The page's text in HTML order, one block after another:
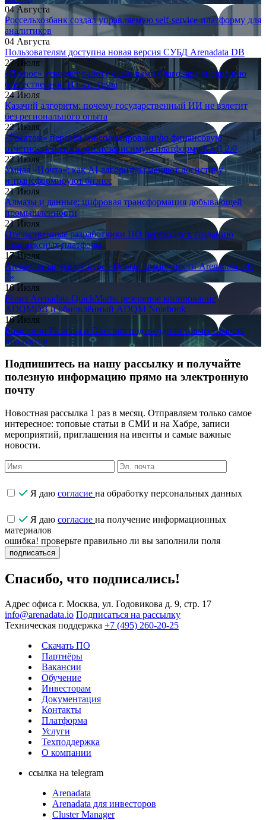
04 Августа
Россельхозбанк создал управляемую self-service-платформу для
аналитиков
04 Августа
Пользователям доступна новая версия СУБД Arenadata DB
27 Июля
«Полюс» ускоряет работу с данными благодаря внедрению
отечественной ИТ-системы
24 Июля
Казачий алгоритм: почему государственный ИИ не взлетит
без регионального опыта
22 Июля
«Росатом» перевёл консолидированную финансовую
отчётность на импортонезависимую платформу КХД 2.0
22 Июля
Умная «Почта»: как AI-алгоритмы меняют логистику
и трансформируют бизнес
21 Июля
Алмазы и данные: цифровая трансформация добывающей
промышленности
21 Июля
Отечественные разработчики ПО переходят к созданию
комплексных платформ
17 Июля
Arenadata запускает курс «Новые возможности Arenadata DB
7»
16 Июля
Релиз Arenadata QuickMarts: резервное копирование
ADQMDB и обновлённый ADQM Notebook
16 Июля
Компании Picodata и Directum подтвердили совместимость
продуктов
Подпишитесь на нашу рассылку и получайте
полезную информацию прямо на электронную
почту
Новостная рассылка 1 раз в месяц. Отправляем только самое
интересное: топовые статьи в СМИ и на Хабре, записи
мероприятий, приглашения на ивенты и самые важные
новости.
Я даю согласие на обработку персональных данных
Я даю согласие на получение информационных
материалов
ошибка! проверьте правильно ли вы заполнили поля
подписаться
Спасибо, что подписались!
Адрес офиса г. Москва, ул. Годовикова д. 9, стр. 17
info@arenadata.io Подписаться на рассылку
Техническая поддержка +7 (495) 260-20-25
Скачать ПО
Партнёры
Вакансии
Обучение
Инвесторам
Документация
Контакты
Платформа
Услуги
Техподдержка
О компании
ссылка на telegram
Arenadata
Arenadata для инвесторов
Cluster Manager